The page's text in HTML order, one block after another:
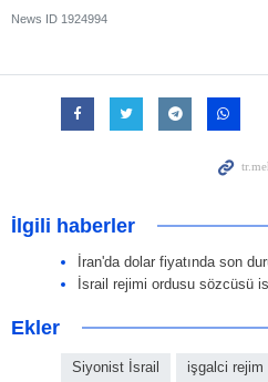
News ID 1924994
İlgili haberler
İran'da dolar fiyatında son
İsrail rejimi ordusu sözcüsü
Ekler
Siyonist İsrail işgalci rejim